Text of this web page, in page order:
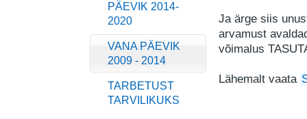
PÄEVIK 2014-
2020
VANA PÄEVIK
2009 - 2014
TARBETUST
TARVILIKUKS
Ja ärge siis
arvamust
võimalus
Lähemalt vaata